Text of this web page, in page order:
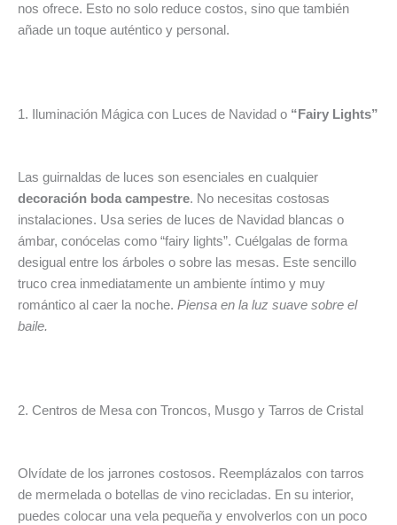
nos ofrece. Esto no solo reduce costos, sino que también
añade un toque auténtico y personal.
1. Iluminación Mágica con Luces de Navidad o “Fairy Lights”
Las guirnaldas de luces son esenciales en cualquier
decoración boda campestre. No necesitas costosas
instalaciones. Usa series de luces de Navidad blancas o
ámbar, conócelas como “fairy lights”. Cuélgalas de forma
desigual entre los árboles o sobre las mesas. Este sencillo
truco crea inmediatamente un ambiente íntimo y muy
romántico al caer la noche. Piensa en la luz suave sobre el
baile.
2. Centros de Mesa con Troncos, Musgo y Tarros de Cristal
Olvídate de los jarrones costosos. Reemplázalos con tarros
de mermelada o botellas de vino recicladas. En su interior,
puedes colocar una vela pequeña y envolverlos con un poco